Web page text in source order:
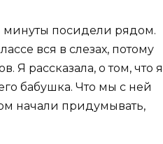
минуты посидели рядом.
вся в слезах, потому
Я рассказала, о том, что я
бабушка. Что мы с ней
начали придумывать,